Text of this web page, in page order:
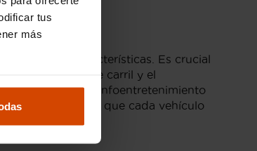
tus
más
de características. Es crucial
de cambio de carril y el
y el sistema de infoentretenimiento
cuidamos que cada vehículo